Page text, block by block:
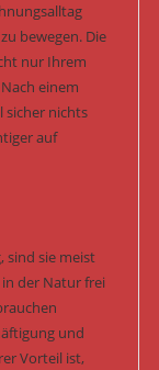
bewegen. Die
nur Ihrem
einem
sicher nichts
auf
sind sie meist
der Natur frei
und
Vorteil ist,